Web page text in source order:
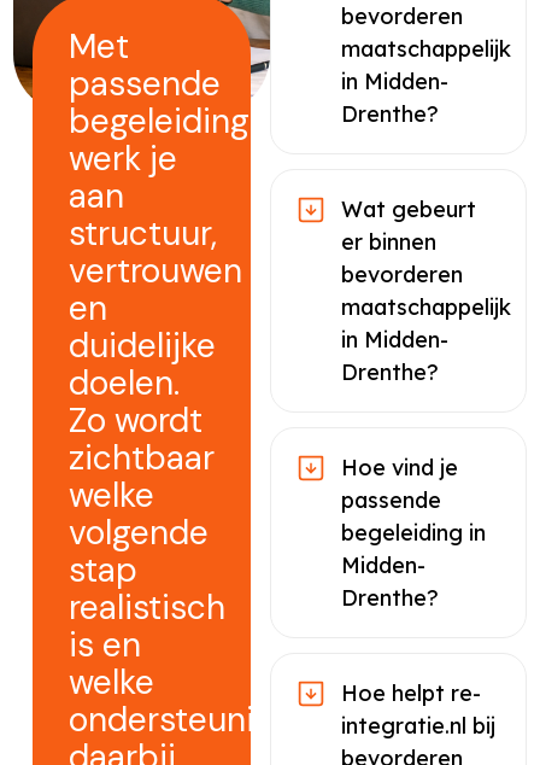
Met
passende
begeleiding
werk je
aan
structuur,
vertrouwen
en
duidelijke
doelen.
Zo wordt
zichtbaar
welke
volgende
stap
realistisch
is en
welke
ondersteuning
bevorderen
maatschappelijk
in Midden-
Drenthe?
Wat gebeurt
er binnen
bevorderen
maatschappelijk
in Midden-
Drenthe?
Hoe vind je
passende
begeleiding in
Midden-
Drenthe?
Hoe helpt re-
integratie.nl bij
bevorderen